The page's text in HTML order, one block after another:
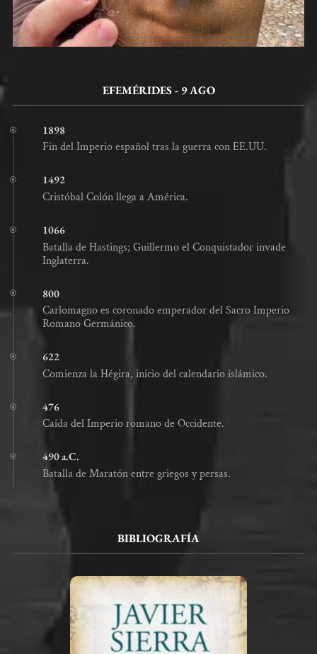
EFEMÉRIDES - 9 AGO
1898
Fin del Imperio español tras la guerra con EE.UU.
1492
Cristóbal Colón llega a América.
1066
Batalla de Hastings; Guillermo el Conquistador invade
Inglaterra.
800
Carlomagno es coronado emperador del Sacro Imperio
Romano Germánico.
622
Comienza la Hégira, inicio del calendario islámico.
476
Caída del Imperio romano de Occidente.
490 a.C.
Batalla de Maratón entre griegos y persas.
BIBLIOGRAFÍA